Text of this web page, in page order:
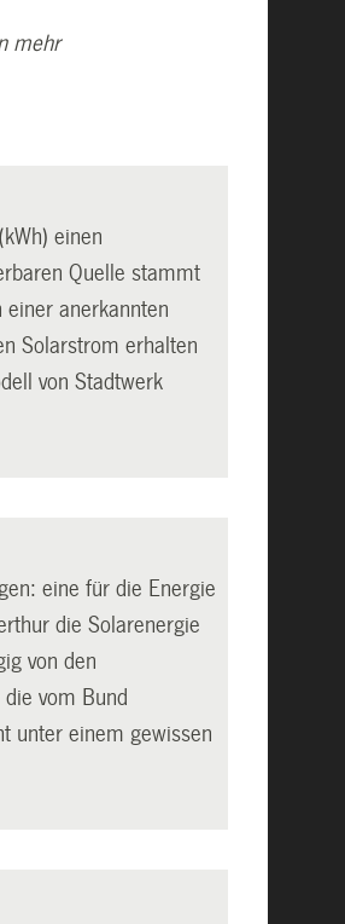
mehr
einen
Quelle stammt
anerkannten
Solarstrom erhalten
von Stadtwerk
eine für die Energie
die Solarenergie
von den
vom Bund
unter einem gewissen